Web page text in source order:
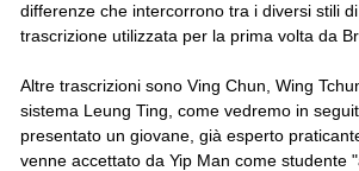
differenze che intercorrono tra i diversi stili
trascrizione utilizzata per la prima volta da
Altre trascrizioni sono Ving Chun, Wing
sistema Leung Ting, come vedremo in
presentato un giovane, già esperto
venne accettato da Yip Man come